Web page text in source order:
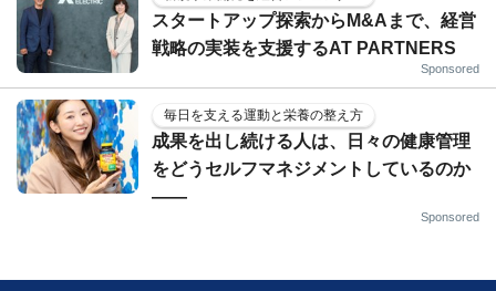
スタートアップ探索からM&Aまで、経営
戦略の実装を支援するAT PARTNERS
Sponsored
毎日を支える運動と栄養の整え方
成果を出し続ける人は、日々の健康管理
をどうセルフマネジメントしているのか
——
Sponsored